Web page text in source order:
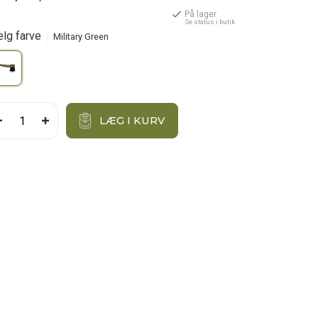
På lager
Se status i butik
farve Military Green
LÆG I KURV